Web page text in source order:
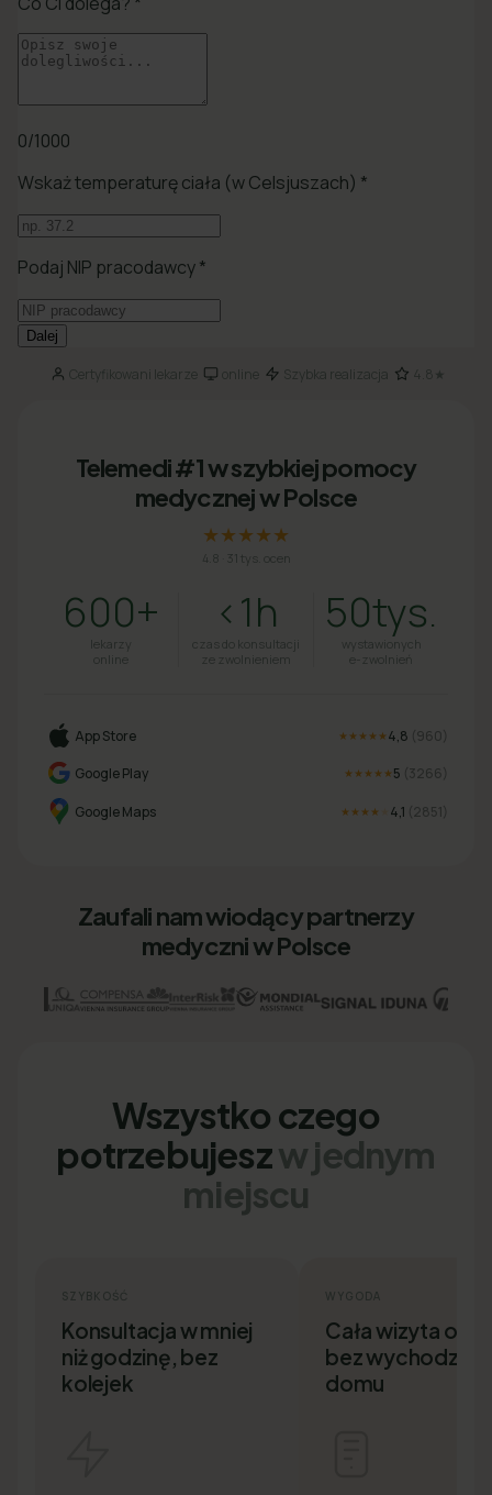
Certyfikowani lekarze· online· Szybka realizacja 4.8★
Telemedi #1 w szybkiej pomocy
medycznej w Polsce
★★★★★
4.8 31 tys. ocen
600+
lekarzy
online
<1h
czas do konsultacji
ze zwolnieniem
50tys.
wystawionych
e-zwolnień
App Store ★★★★★ 4,8 (960
Google Play
★★★★★ 5 (3266
Google Maps ★★★★ 4,1 (2851
Zaufali nam wiodący partnerzy
medyczni w Polsce
Wszystko czego
potrzebujeszw jednym
miejscu
SZYBKOŚĆ
Konsultacja w mniej
niż godzinę, bez
kolejek
WYGODA
Cała wizyta
bez
domu